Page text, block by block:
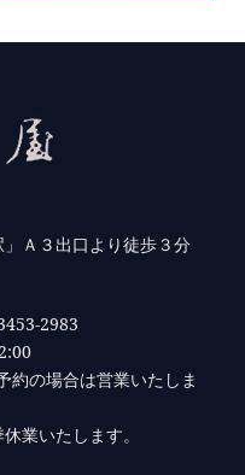
Ａ３出口より徒歩３分
2983
約の場合は営業いたしま
業いたします。